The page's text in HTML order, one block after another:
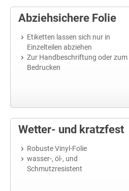
Abziehsichere Folie
Etiketten lassen sich nur in
Einzelteilen abziehen
Zur Handbeschriftung oder zum
Bedrucken
Wetter- und kratzfest
Robuste Vinyl-Folie
wasser-, öl-, und
Schmutzresistent